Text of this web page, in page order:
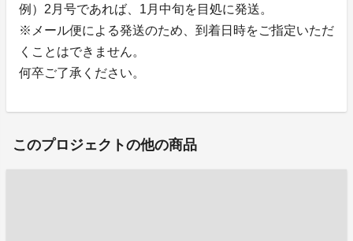
例）2月号であれば、1月中旬を目処に発送。
※メール便による発送のため、到着日時をご指定いただ
くことはできません。
何卒ご了承ください。
このプロジェクトの他の商品